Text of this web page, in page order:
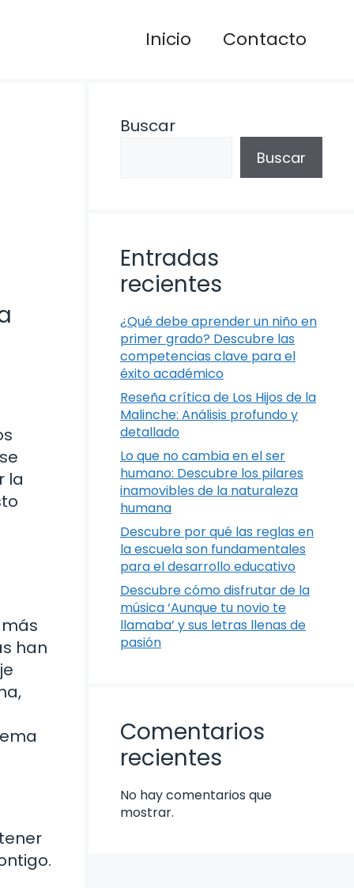
Inicio Contacto
la
han
Buscar
Buscar
Entradas
recientes
¿Qué debe aprender un niño en
primer grado? Descubre las
competencias clave para el
éxito académico
Reseña crítica de Los Hijos de la
Malinche: Análisis profundo y
detallado
Lo que no cambia en el ser
humano: Descubre los pilares
inamovibles de la naturaleza
humana
Descubre por qué las reglas en
la escuela son fundamentales
para el desarrollo educativo
Descubre cómo disfrutar de la
música ‘Aunque tu novio te
llamaba’ y sus letras llenas de
pasión
Comentarios
recientes
No hay comentarios que
mostrar.